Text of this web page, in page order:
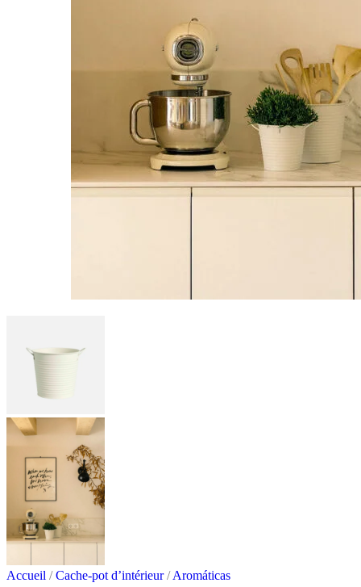
Accueil / Cache-pot d’intérieur/ Aromáticas